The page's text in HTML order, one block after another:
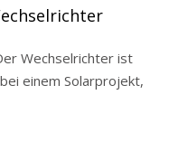
einem Solarprojekt,